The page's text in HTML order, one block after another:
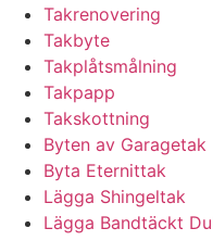
Takrenovering
Takbyte
Takplåtsmålning
Takpapp
Takskottning
Byten av Garagetak
Byta Eternittak
Lägga Shingeltak
Lägga Bandtäckt